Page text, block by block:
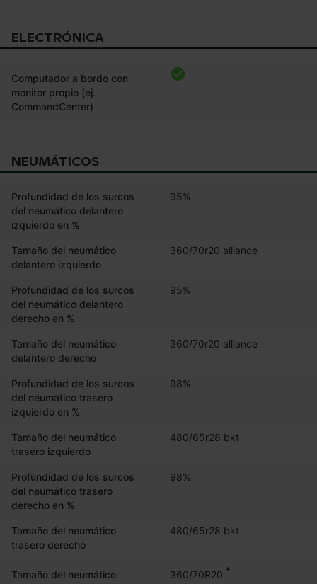
ELECTRÓNICA
Computador a bordo con
monitor propio (ej.
CommandCenter)
NEUMÁTICOS
Profundidad de los surcos
del neumático delantero
izquierdo en %
95%
Tamaño del neumático
delantero izquierdo
360/70r20 alliance
Profundidad de los surcos
del neumático delantero
derecho en %
95%
Tamaño del neumático
delantero derecho
360/70r20 alliance
Profundidad de los surcos
del neumático trasero
izquierdo en %
98%
Tamaño del neumático
trasero izquierdo
480/65r28 bkt
Profundidad de los surcos
del neumático trasero
derecho en %
98%
Tamaño del neumático
trasero derecho
480/65r28 bkt
Tamaño del neumático
360/70R20 *